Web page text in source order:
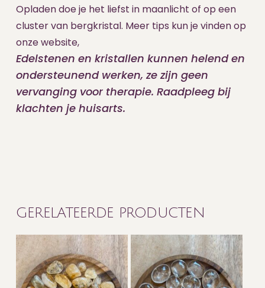
Opladen doe je het liefst in maanlicht of op een
cluster van bergkristal. Meer tips kun je vinden op
onze website,
Edelstenen en kristallen kunnen helend en
ondersteunend werken, ze zijn geen
vervanging voor therapie. Raadpleeg bij
klachten je huisarts.
GERELATEERDE PRODUCTEN